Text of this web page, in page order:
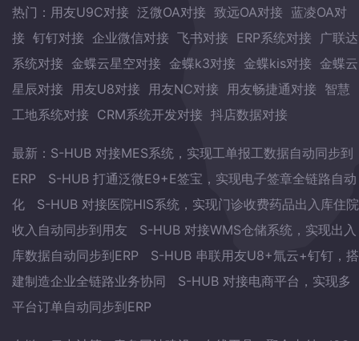
热门： 用友U9C对接 泛微OA对接 致远OA对接 蓝凌OA对
接 钉钉对接 企业微信对接 飞书对接 ERP系统对接 广联达
系统对接 金蝶云星空对接 金蝶k3对接 金蝶kis对接 金蝶云
星辰对接 用友U8对接 用友NC对接 用友畅捷通对接 智慧
工地系统对接 CRM系统开发对接 抖店数据对接
最新： S-HUB 对接MES系统，实现工单报工数据自动同步到
ERP
S-HUB 打通泛微E9+E签宝，实现电子签章全链路自动
化
S-HUB 对接医院HIS系统，实现门诊收费药品出入库住院
收入自动同步到用友
S-HUB 对接WMS仓储系统，实现出入
库数据自动同步到ERP
S-HUB 串联用友U8+氚云+钉钉，搭
建制造企业全链路业务协同
S-HUB 对接电商平台，实现多
平台订单自动同步到ERP